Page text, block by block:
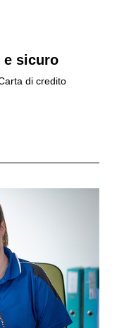
e sicuro
di credito